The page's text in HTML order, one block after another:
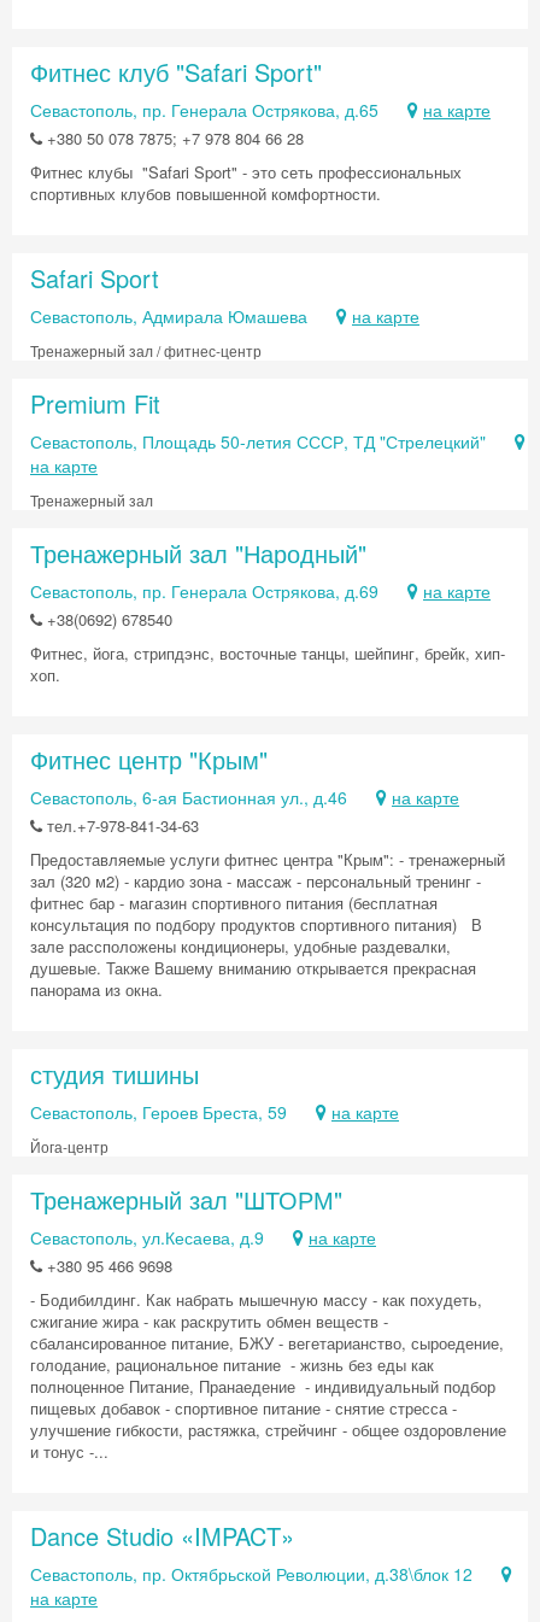
Фитнес клуб "Safari Sport"
Севастополь, пр. Генерала Острякова, д.65 на карте
+380 50 078 7875; +7 978 804 66 28
Фитнес клубы "Safari Sport" - это сеть профессиональных
спортивных клубов повышенной комфортности.
Safari Sport
Севастополь, Адмирала Юмашева на карте
Тренажерный зал / фитнес-центр
Premium Fit
Севастополь, Площадь 50-летия СССР, ТД "Стрелецкий"
на карте
Тренажерный зал
Тренажерный зал "Народный"
Севастополь, пр. Генерала Острякова, д.69 на карте
+38(0692) 678540
Фитнес, йога, стрипдэнс, восточные танцы, шейпинг, брейк, хип-
хоп.
Фитнес центр "Крым"
Севастополь, 6-ая Бастионная ул., д.46 на карте
тел.+7-978-841-34-63
Предоставляемые услуги фитнес центра "Крым": - тренажерный
зал (320 м2) - кардио зона - массаж - персональный тренинг -
фитнес бар - магазин спортивного питания (бесплатная
консультация по подбору продуктов спортивного питания) В
зале рассположены кондиционеры, удобные раздевалки,
душевые. Также Вашему вниманию открывается прекрасная
панорама из окна.
студия тишины
Севастополь, Героев Бреста, 59 на карте
Йога-центр
Тренажерный зал "ШТОРМ"
Севастополь, ул.Кесаева, д.9 на карте
+380 95 466 9698
- Бодибилдинг. Как набрать мышечную массу - как похудеть,
сжигание жира - как раскрутить обмен веществ -
сбалансированное питание, БЖУ - вегетарианство, сыроедение,
голодание, рациональное питание - жизнь без еды как
полноценное Питание, Пранаедение - индивидуальный подбор
пищевых добавок - спортивное питание - снятие стресса -
улучшение гибкости, растяжка, стрейчинг - общее оздоровление
и тонус -...
Dance Studio «IMPACT»
Севастополь, пр. Октябрьской Революции, д.38\блок 12
на карте